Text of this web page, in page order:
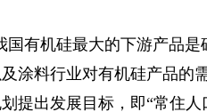
有机硅最大的下游产品是
涂料行业对有机硅产品的
提出发展目标，即“常住